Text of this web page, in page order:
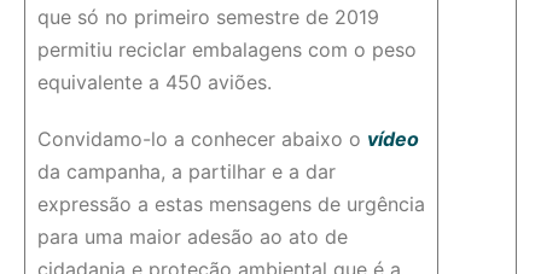
que só no primeiro semestre de 2019
permitiu reciclar embalagens com o peso
equivalente a 450 aviões.
Convidamo-lo a conhecer abaixo o vídeo
da campanha, a partilhar e a dar
expressão a estas mensagens de urgência
para uma maior adesão ao ato de